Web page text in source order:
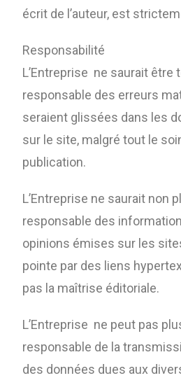
écrit de l’auteur, est
Responsabilité
L’Entreprise ne saurait être
responsable des erreurs
seraient glissées dans les
sur le site, malgré tout le
publication.
L’Entreprise ne saurait non
responsable des
opinions émises sur les
pointe par des liens
pas la maîtrise éditoriale.
L’Entreprise ne peut pas
responsable de la
des données dues aux